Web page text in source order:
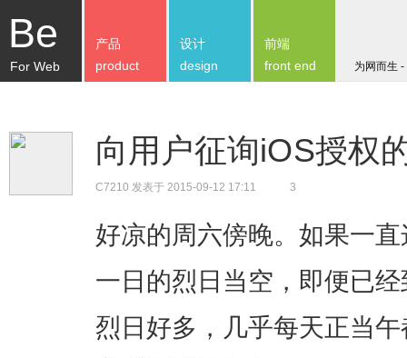
Be
For Web 为网而生
产品
product
设计
design
前端
front end
向用户征询iOS授权
C7210 发表于 2015-09-12 17:11 3
好凉的周六傍晚。如果一
一日的烈日当空，即便已
烈日好多，几乎每天正当